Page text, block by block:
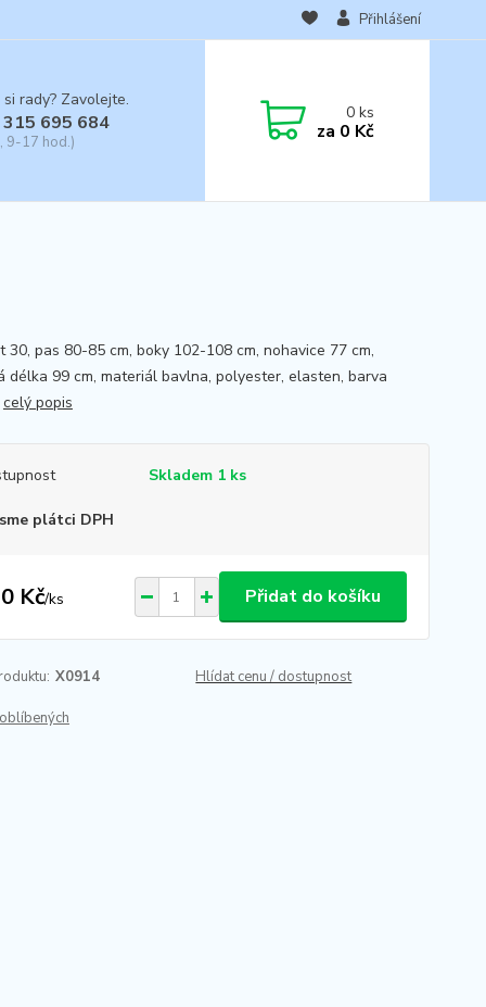
Přihlášení
rady? Zavolejte.
695 684
9-17 hod.)
0ks
za 0 Kč
30, pas 80-85 cm, boky 102-108 cm, nohavice 77 cm,
délka 99 cm, materiál bavlna, polyester, elasten, barva
celý popis
Skladem 1 ks
plátci DPH
Kč/ks Přidat do košíku
X0914 Hlídat cenu / dostupnost